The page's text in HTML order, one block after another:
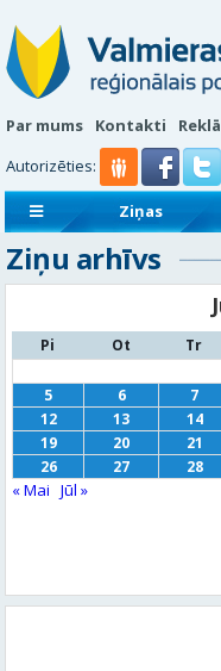
Par mums Kontakti
Autorizēties:
Ziņas
Sludinājumi
Reklāmraksti
Ziņu arhīvs
Pi Ot Tr
5
6 7
12
13 14
19
20 21
26
27 28
« Mai Jūl »